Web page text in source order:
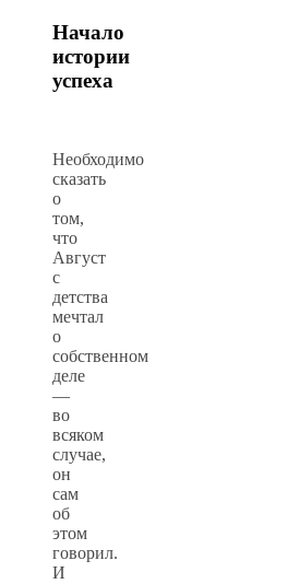
Начало
истории
успеха
Необходимо
сказать
о
том,
что
Август
с
детства
мечтал
о
собственном
деле
—
во
всяком
случае,
он
сам
об
этом
говорил.
И